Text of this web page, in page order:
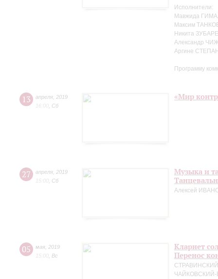
Исполнители:
Мавжида
Максим
Никита
Александр
Аргине
Программу
13 апреля 2019
16:00 Сб
«Мир
27 апреля 2019
15:00 Сб
Музыка и
Алексей
05 мая 2019
15:00 Вс
Кларнет
Перенос
СТРАВИНСКИЙ.
ЧАЙКОВСКИЙ-